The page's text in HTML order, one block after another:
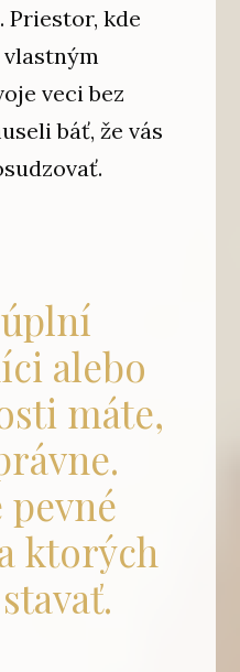
Priestor, kde
veci bez
báť, že vás
alebo
máte,
ktorých